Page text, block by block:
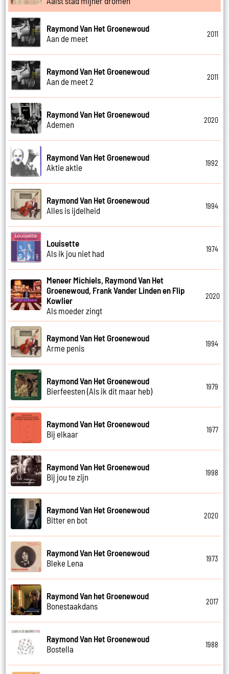
Raymond Van Het Groenewoud
Aan de meet
2011
Raymond Van Het Groenewoud
Aan de meet 2
2011
Raymond Van Het Groenewoud
Ademen
2020
Raymond Van Het Groenewoud
Aktie aktie
1992
Raymond Van Het Groenewoud
Alles is ijdelheid
1994
Louisette
Als ik jou niet had
1974
Meneer Michiels, Raymond Van Het
Groenewoud, Frank Vander Linden en Flip
Kowlier
Als moeder zingt
2020
Raymond Van Het Groenewoud
Arme penis
1994
Raymond Van Het Groenewoud
Bierfeesten (Als ik dit maar heb)
1979
Raymond Van Het Groenewoud
Bij elkaar
1977
Raymond Van Het Groenewoud
Bij jou te zijn
1998
Raymond Van Het Groenewoud
Bitter en bot
2020
Raymond Van Het Groenewoud
Bleke Lena
1973
Raymond Van het Groenewoud
Bonestaakdans
2017
Raymond Van Het Groenewoud
Bostella
1988